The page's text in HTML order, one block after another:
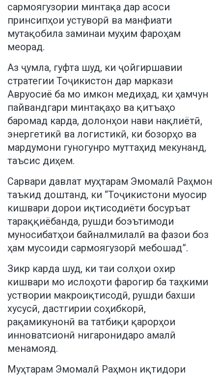
сармоягузории минтақа дар асоси
принсипҳои устуворӣ ва манфиати
мутақобила заминаи муҳим фароҳам
меорад.
Аз ҷумла, гуфта шуд, ки ҷойгиршавии
стратегии Тоҷикистон дар маркази
Авруосиё ба мо имкон медиҳад, ки ҳамчун
пайвандгари минтақаҳо ва қитъаҳо
баромад карда, долонҳои нави нақлиётӣ,
энергетикӣ ва логистикӣ, ки бозорҳо ва
мардумони гуногунро муттаҳид мекунанд,
таъсис диҳем.
Сарвари давлат муҳтарам Эмомалӣ Раҳмон
таъкид доштанд, ки “Тоҷикистони муосир
кишвари дорои иқтисодиёти босуръат
тараққиёбанда, рушди боэътимоди
муносибатҳои байналмилалӣ ва фазои боз
ҳам мусоиди сармоягузорӣ мебошад”.
Зикр карда шуд, ки таи солҳои охир
кишвари мо ислоҳоти фарогир ба таҳкими
уствории макроиқтисодӣ, рушди бахши
хусусӣ, дастгирии соҳибкорӣ,
рақамикунонӣ ва татбиқи қарорҳои
инноватсионӣ нигаронидаро амалӣ
менамояд.
Муҳтарам Эмомалӣ Раҳмон иқтидори